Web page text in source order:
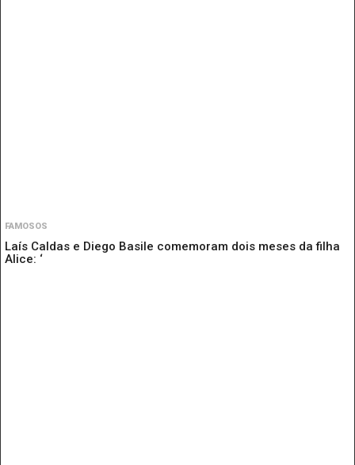
FAMOSOS
Laís Caldas e Diego Basile comemoram dois meses da filha
Alice: ‘